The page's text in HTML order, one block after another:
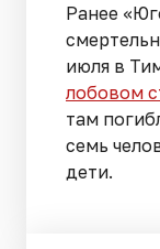
Ранее
июля в
лобовом
там
семь
дети.